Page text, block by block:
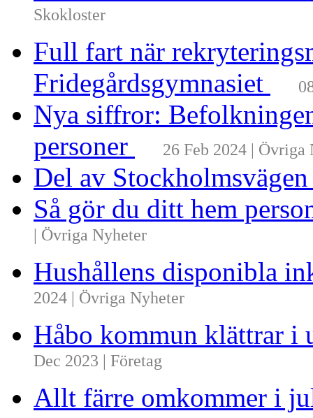
Skokloster
Full fart när
Fridegårdsgymnasiet
Nya siffror:
personer
26 Feb 2024 | Övriga
Del av
Så gör du ditt hem
| Övriga Nyheter
Hushållens disponibla
2024 | Övriga Nyheter
Håbo kommun klättrar i
Dec 2023 | Företag
Allt färre omkommer i